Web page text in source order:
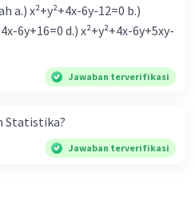
b.)
6y+16=0 d.) x²+y²+4x-6y+5xy-
Jawaban terverifikasi
Statistika?
Jawaban terverifikasi